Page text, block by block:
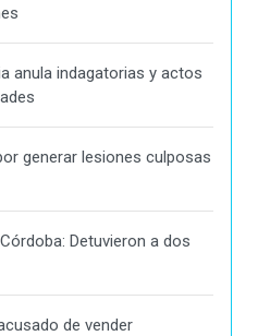
anula indagatorias y actos
generar lesiones culposas
Detuvieron a dos
de vender